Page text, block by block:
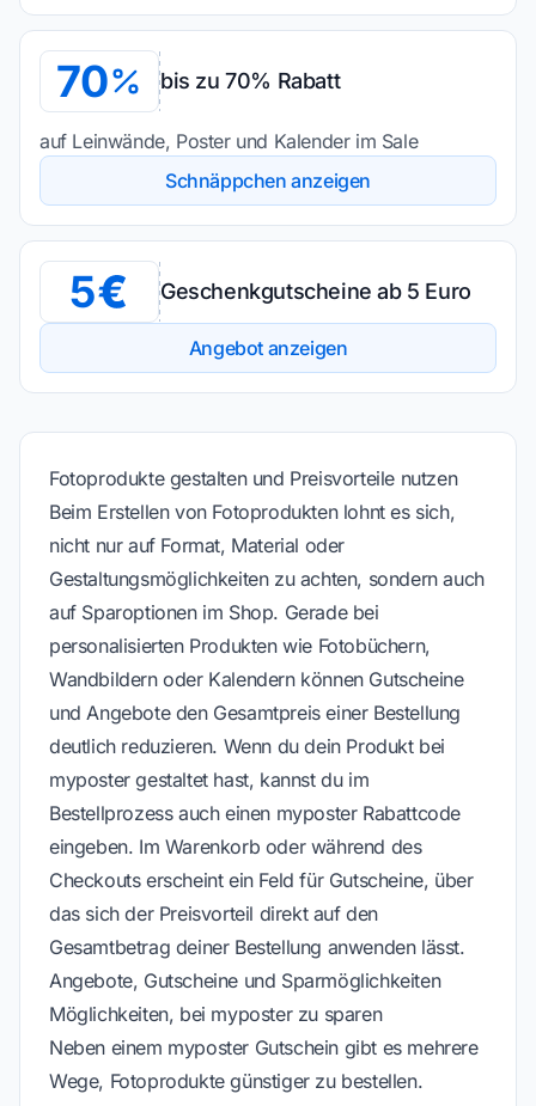
70 bis zu 70% Rabatt
auf Leinwände, Poster und Kalender im Sale
Schnäppchen anzeigen
5 Geschenkgutscheine ab 5 Euro
Angebot anzeigen
Fotoprodukte gestalten und Preisvorteile nutzen
Beim Erstellen von Fotoprodukten lohnt es sich,
nicht nur auf Format, Material oder
Gestaltungsmöglichkeiten zu achten, sondern auch
auf Sparoptionen im Shop. Gerade bei
personalisierten Produkten wie Fotobüchern,
Wandbildern oder Kalendern können Gutscheine
und Angebote den Gesamtpreis einer Bestellung
deutlich reduzieren. Wenn du dein Produkt bei
myposter gestaltet hast, kannst du im
Bestellprozess auch einen myposter Rabattcode
eingeben. Im Warenkorb oder während des
Checkouts erscheint ein Feld für Gutscheine, über
das sich der Preisvorteil direkt auf den
Gesamtbetrag deiner Bestellung anwenden lässt.
Angebote, Gutscheine und Sparmöglichkeiten
Möglichkeiten, bei myposter zu sparen
Neben einem myposter Gutschein gibt es mehrere
Wege, Fotoprodukte günstiger zu bestellen.